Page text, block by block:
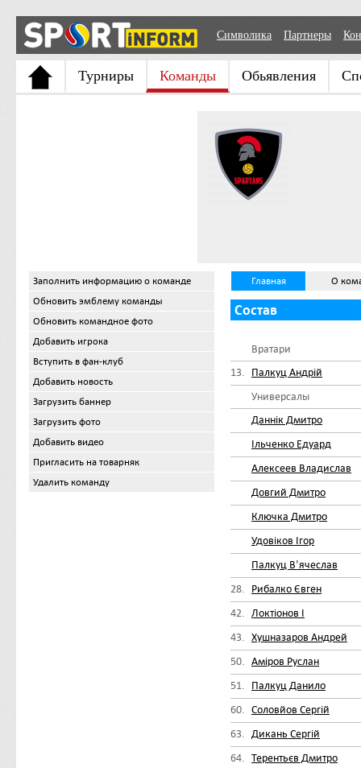
Символика Партнеры
Турниры Команды Обьявления
Заполнить информацию о команде
Обновить эмблему команды
Обновить командное фото
Добавить игрока
Вступить в фан-клуб
Добавить новость
Загрузить баннер
Загрузить фото
Добавить видео
Пригласить на товарняк
Удалить команду
Главная О
Состав
Вратари
13.
Палкуц Андрій
Универсалы
Даннік Дмитро
Ільченко Едуард
Алексеев Владислав
Довгий Дмитро
Ключка Дмитро
Удовіков Ігор
Палкуц Вʼячеслав
28.
Рибалко Євген
42. Локтіонов І
43. Хушназаров Андрей
50. Аміров Руслан
51.
Палкуц Данило
60. Соловйов Сергій
63. Дикань Сергій
64. Терентьєв Дмитро